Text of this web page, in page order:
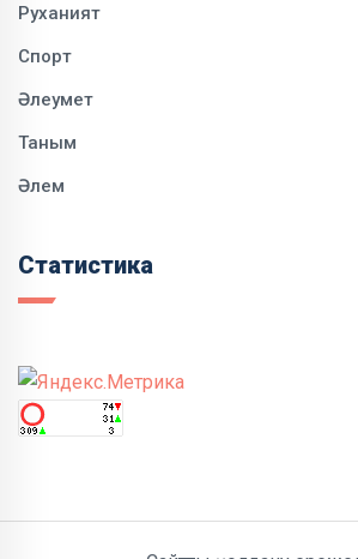
Руханият
Спорт
Әлеумет
Таным
Әлем
Статистика